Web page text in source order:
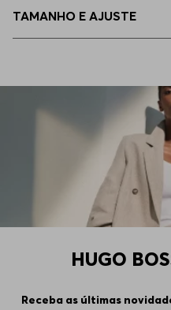
TAMANHO E AJUSTE
HUGO
Receba as últimas